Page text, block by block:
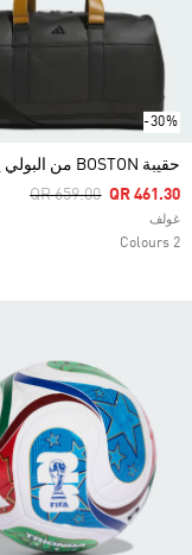
-30%
حقيبة BOSTON من البولي يوريثان
Price Reduced From
QR 659.00ToQR 461.30
غولف
2 Colours